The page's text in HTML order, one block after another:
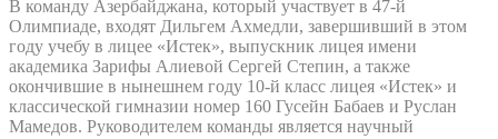
В команду Азербайджана, который участвует в 47-й
Олимпиаде, входят Дильгем Ахмедли, завершивший в этом
году учебу в лицее «Истек», выпускник лицея имени
академика Зарифы Алиевой Сергей Степин, а также
окончившие в нынешнем году 10-й класс лицея «Истек» и
классической гимназии номер 160 Гусейн Бабаев и Руслан
Мамедов. Руководителем команды является научный